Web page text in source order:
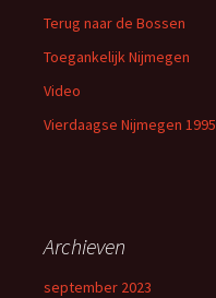
Terug naar de Bossen
Toegankelijk Nijmegen
Video
Vierdaagse Nijmegen 1995
Archieven
september 2023